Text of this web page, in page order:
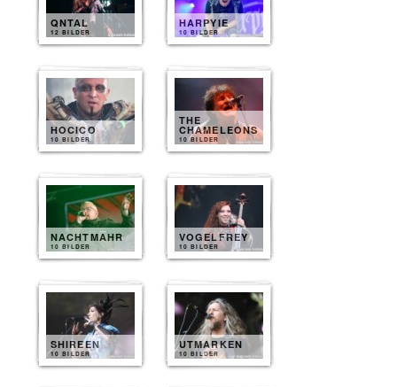
QNTAL
12 BILDER
HARPYIE
10 BILDER
HOCICO
10 BILDER
THE
CHAMELEONS
10 BILDER
NACHTMAHR
10 BILDER
VOGELFREY
10 BILDER
SHIREEN
10 BILDER
UTMARKEN
10 BILDER